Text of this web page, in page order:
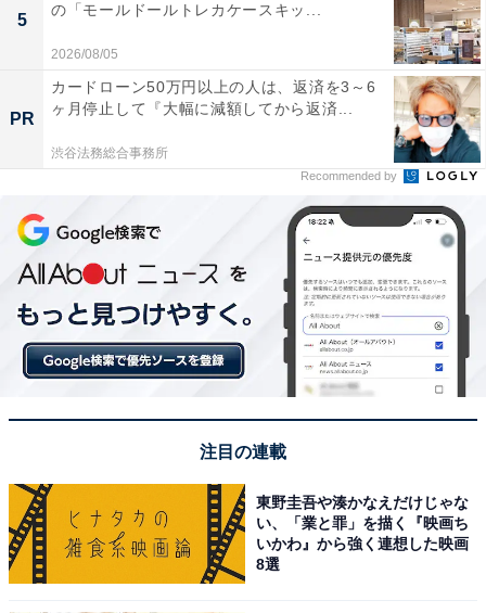
降雪時に車は冬用のスノータイヤを使用するのが必須。
しかし、特に都市部では用意していない人が多く、よく
スリップ事故が発生している。また、四駆ならば雪道で
も問題ないと勘違いしている人も多いと和田氏は指摘し
ているが、四駆は、駆動力は強くても、制動時に効果が
「雪道に慣れていない人が車を運転するのは自分のみな
らず、周囲にも危険を及ぼす可能性が高くなります。特
に危ないのは降雪後の明け方近く、雪が凍りついた路面
はさらに事故をおこしやすい環境にあります」（和田
5
の「モールドールトレカケースキッ...
2026/08/05
PR
カードローン50万円以上の人は、返済を3～6
ヶ月停止して『大幅に減額してから返済...
渋谷法務総合事務所
Recommended by
注目の連載
東野圭吾や湊かなえだけじゃな
い、「業と罪」を描く『映画ち
いかわ』から強く連想した映画
8選